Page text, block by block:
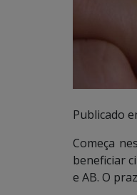
Publicado
Começa
beneficiar
e AB. O